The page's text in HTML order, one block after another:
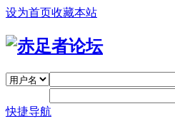
设为首页收藏本站
快捷导航